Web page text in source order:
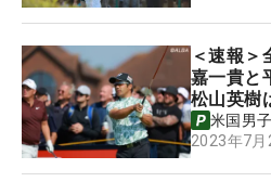
＜速報
嘉一貴と
松山英樹
米国男子
2023年7